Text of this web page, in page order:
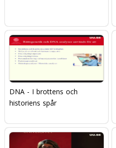
DNA - I brottens och
historiens spår